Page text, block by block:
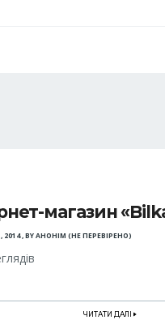
магазин
2014,BYАНОНІМ (НЕ ПЕРЕВІРЕНО)
ЧИТАТИ ДАЛІ